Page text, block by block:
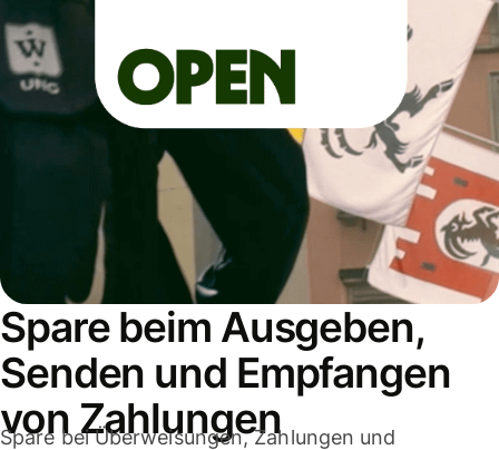
Spare beim Ausgeben,
Senden und Empfangen
von Zahlungen
Spare bei Überweisungen, Zahlungen und